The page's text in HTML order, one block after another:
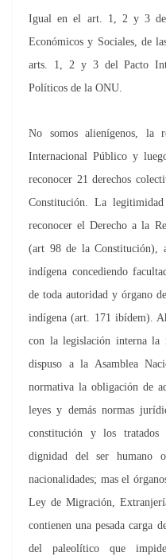
Igual en el art. 1, 2 y 3 del
Económicos y Sociales, de
arts. 1, 2 y 3 del Pacto
Políticos de la ONU.
No somos alienígenos, la
Internacional Público y
reconocer 21 derechos
Constitución. La
reconocer el Derecho a la
(art 98 de la Constitución),
indígena concediendo
de toda autoridad y órgano
indígena (art. 171 ibídem).
con la legislación interna la
dispuso a la Asamblea
normativa la obligación de
leyes y demás normas
constitución y los tratados
dignidad del ser humano
nacionalidades; mas el
Ley de Migración,
contienen una pesada carga
del paleolítico que